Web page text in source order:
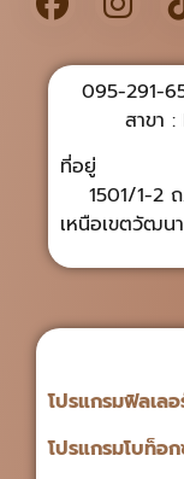
095-291-
สาขา :
ที่อยู่
1501/1-
เหนือเขตวั
โปรแกรมฟิลเลอ
โปรแกรมโบท็อ